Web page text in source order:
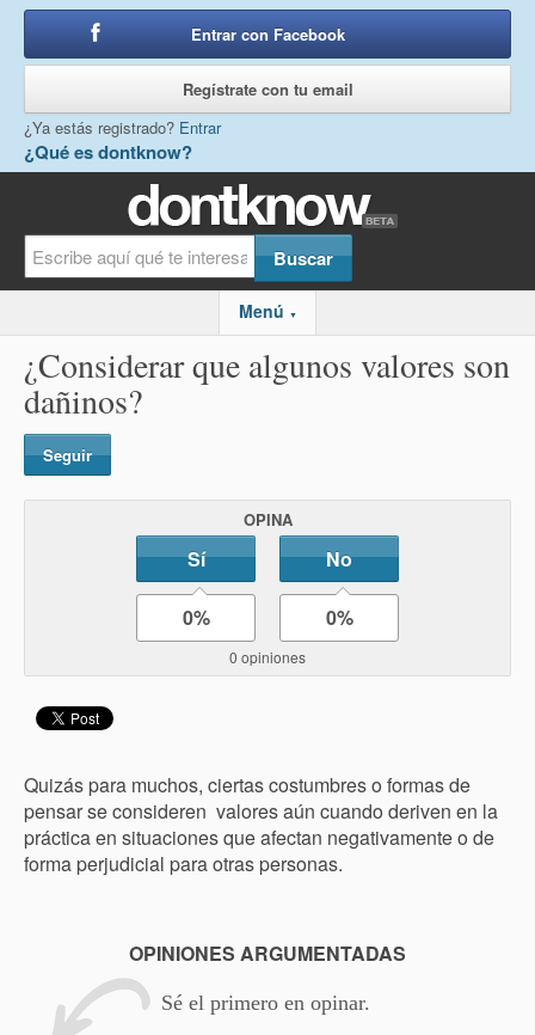
¿Qué es dontknow?
Entrar con Facebook
Regístrate con tu email
¿Ya estás registrado? Entrar
Menú ▼
¿Considerar que algunos valores son
dañinos?
Seguir
OPINA
Sí No
0% 0%
0 opiniones
Quizás para muchos, ciertas costumbres o formas de
pensar se consideren valores aún cuando deriven en la
práctica en situaciones que afectan negativamente o de
forma perjudicial para otras personas.
OPINIONES ARGUMENTADAS
Sé el primero en opinar.